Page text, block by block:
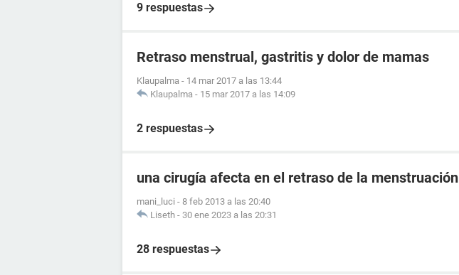
9 respuestas
Retraso menstrual, gastritis y dolor de mamas
Klaupalma - 14 mar 2017 a las 13:44
Klaupalma - 15 mar 2017 a las 14:09
2 respuestas
una cirugía afecta en el retraso de la menstruación
mani_luci - 8 feb 2013 a las 20:40
Liseth - 30 ene 2023 a las 20:31
28 respuestas